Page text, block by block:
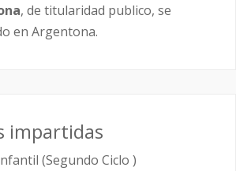
, de titularidad publico, se
en Argentona.
impartidas
(Segundo Ciclo )